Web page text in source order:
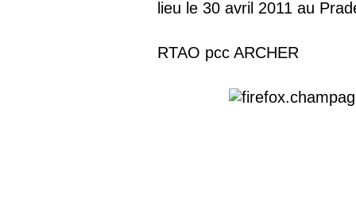
lieu le 30 avril 2011 au
RTAO pcc ARCHER